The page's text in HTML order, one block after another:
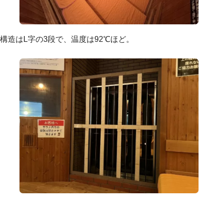
構造はL字の3段で、温度は92℃ほど。